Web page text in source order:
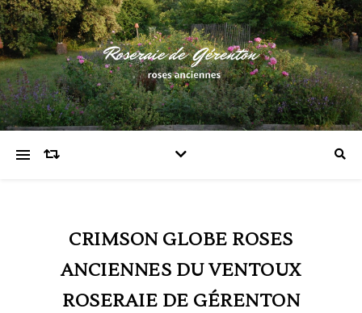
CRIMSON GLOBE ROSES
ANCIENNES DU VENTOUX
ROSERAIE DE GÉRENTON